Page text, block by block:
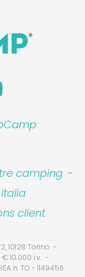
camping -
client
10128 Torino
10.000 i.v.
n. TO - 1149456